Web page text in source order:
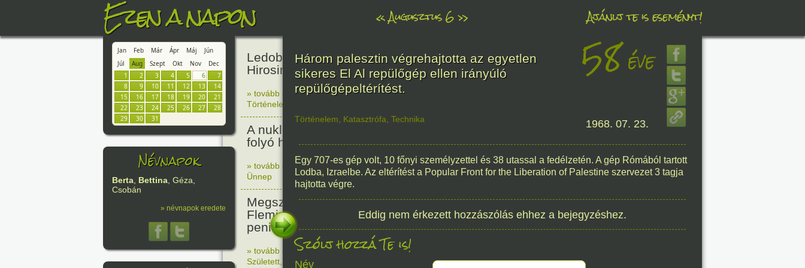
Ezen a napon «Augusztus 6» Ajánlj te is eseményt!
Jan Feb Már Ápr Máj
Jún
Júl
Aug Szept Okt Nov
Dec
1
2 3 4 5 6
7
8
9 10 11 12 13
14
15
16 17 18 19 20
21
22
23 24 25 26 27
28
29
30 31
Névnapok
Berta, Bettina, Géza,
Csobán
» névnapok eredete
Ledobták az első atombombát
Hirosimára.
81éve
» tovább olvasom|Nincs hozzászólás, szólj hozzá!
Történelem
A nukleáris fegyverek betiltásáért
folyó harc világnapja
48éve
» tovább olvasom |Nincs hozzászólás, szólj hozzá!
Ünnep
1978. 08. 06.
Megszületett Sir Alexander
Fleming, Nobel-díjas angol orvos, a
penicillin felfedezője.
145éve
» tovább olvasom| 1 hozzászólás, szólj Te is hozzá!
Született
Alkotás 1881. 08. 06.
Három palesztin végrehajtotta az egyetlen
sikeres El Al repülőgép ellen irányúló
repülőgépeltérítést.
58éve
Történelem Katasztrófa Technika 1968. 07. 23.
Egy 707-es gép volt, 10 főnyi személyzettel és 38 utassal a fedélzetén. A gép Rómából tartott
Lodba, Izraelbe. Az eltérítést a Popular Front for the Liberation of Palestine szervezet 3 tagja
hajtotta végre.
Eddig nem érkezett hozzászólás ehhez a bejegyzéshez.
Szólj hozzá Te is!
Név